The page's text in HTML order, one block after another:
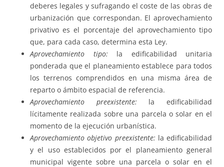
deberes legales y sufragando el coste de las obras de
urbanización que correspondan. El aprovechamiento
privativo es el porcentaje del aprovechamiento tipo
que, para cada caso, determina esta Ley.
Aprovechamiento tipo: la edificabilidad unitaria
ponderada que el planeamiento establece para todos
los terrenos comprendidos en una misma área de
reparto o ámbito espacial de referencia.
Aprovechamiento preexistente: la edificabilidad
lícitamente realizada sobre una parcela o solar en el
momento de la ejecución urbanística.
Aprovechamiento objetivo preexistente: la edificabilidad
y el uso establecidos por el planeamiento general
municipal vigente sobre una parcela o solar en el